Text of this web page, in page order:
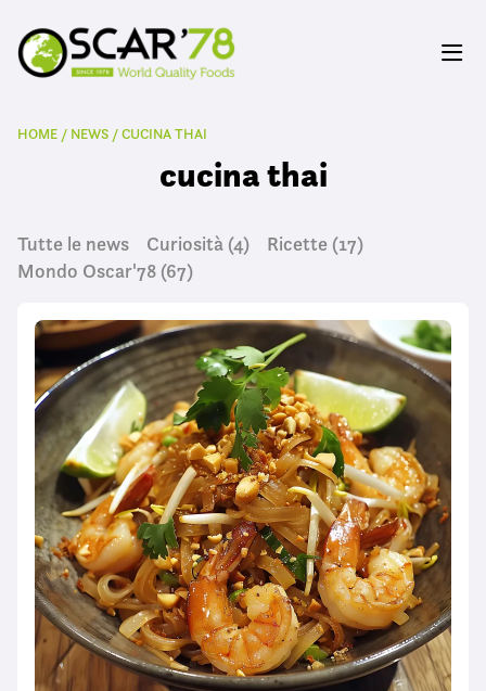
HOME / NEWS /CUCINA THAI
cucina thai
Tutte le news Curiosità (4) Ricette (17)
Mondo Oscar'78 (67)